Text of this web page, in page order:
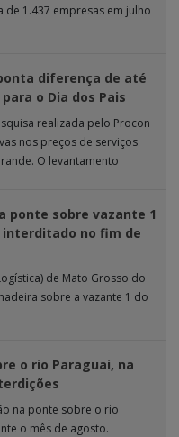
1.437 empresas em julho
diferença de até
o Dia dos Pais
realizada pelo Procon
nos preços de serviços
O levantamento
sobre vazante 1
interditado no fim de
de Mato Grosso do
sobre a vazante 1 do
o rio Paraguai, na
na ponte sobre o rio
o mês de agosto.